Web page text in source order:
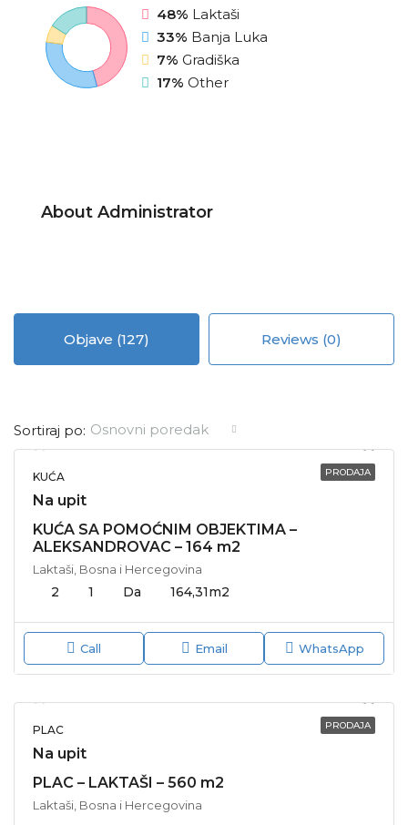
48% Laktaši
33% Banja Luka
7% Gradiška
17% Other
About Administrator
Objave (127) Reviews (0)
Sortiraj po: Osnovni poredak
PRODAJA
KUĆA
Na upit
KUĆA SA POMOĆNIM OBJEKTIMA –
ALEKSANDROVAC – 164 m2
Laktaši, Bosna i Hercegovina
2 1 Da 164,31m2
Call Email WhatsApp
PRODAJA
PLAC
Na upit
PLAC – LAKTAŠI – 560 m2
Laktaši, Bosna i Hercegovina